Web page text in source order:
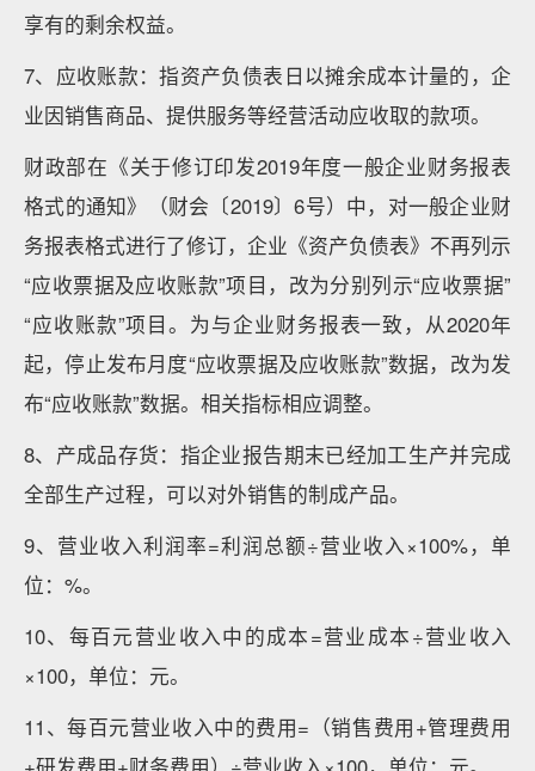
享有的剩余权益。
7、应收账款：指资产负债表日以摊余成本计量的，企
业因销售商品、提供服务等经营活动应收取的款项。
财政部在《关于修订印发2019年度一般企业财务报表
格式的通知》（财会〔2019〕6号）中，对一般企业财
务报表格式进行了修订，企业《资产负债表》不再列示
“应收票据及应收账款”项目，改为分别列示“应收票据”
“应收账款”项目。为与企业财务报表一致，从2020年
起，停止发布月度“应收票据及应收账款”数据，改为发
布“应收账款”数据。相关指标相应调整。
8、产成品存货：指企业报告期末已经加工生产并完成
全部生产过程，可以对外销售的制成产品。
9、营业收入利润率=利润总额÷营业收入×100%，单
位：%。
10、每百元营业收入中的成本=营业成本÷营业收入
×100，单位：元。
11、每百元营业收入中的费用=（销售费用+管理费用